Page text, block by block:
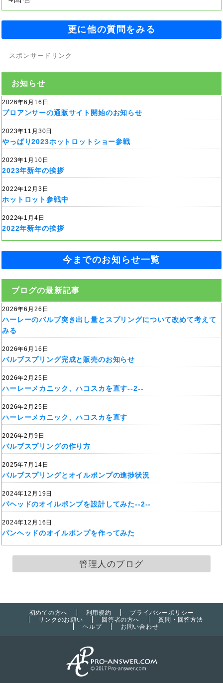
更に他の質問をみる
スポンサードリンク
お知らせ
2026年6月16日
プロアンサーの通販サイト開始のお知らせ
2023年11月30日
やっぱり2023ホットロットショー参戦
2023年1月10日
2023年新年の挨拶
2022年12月3日
ホットロット参戦中
2022年1月4日
2022年新年の挨拶
今までのお知らせ一覧
ブログの最新記事
2026年6月26日
ハーレーのバルブ突き出し量とスプリングについて改めて考えて
みる
2026年6月16日
バルブスプリング完成と販売のお知らせ
2026年2月25日
ハーレーメカニック、ハコスカを直す--2--
2026年2月25日
ハーレーメカニック、ハコスカを直す
2026年2月9日
バルブスプリングの作り方
2025年7月14日
バルブスプリングとオイルポンプの進捗状況
2024年12月19日
パヘッドのオイルポンプを設計してみた--2--
2024年12月16日
パンヘッドのオイルポンプを作ってみた
管理人のブログ
初めての方へ 利用規約
プライバシーポリシー
リンクのお願い
回答者の方へ
質問・回答方法
ヘルプ
お問い合わせ